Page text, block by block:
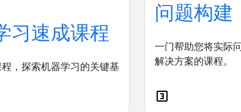
习速成课程
程，探索机器学习的关键基
问题构建
一门帮助您将实际
解决方案的课程。